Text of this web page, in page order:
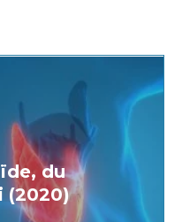
du
(2020)